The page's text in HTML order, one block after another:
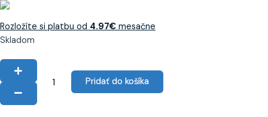
Rozložíte si platbu od 4.97€ mesačne
Skladom
Pridať do košíka